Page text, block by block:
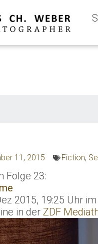
11, 2015 Fiction,
Folge 23:
2015, 19:25 Uhr
in der ZDF